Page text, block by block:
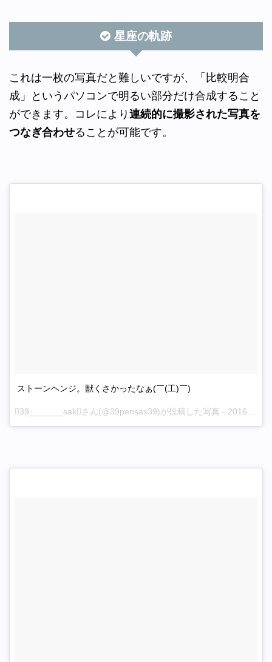
星座の軌跡
これは一枚の写真だと難しいですが、「比較明合
成」というパソコンで明るい部分だけ合成すること
ができます。コレにより連続的に撮影された写真を
つなぎ合わせることが可能です。
ストーンヘンジ。獣くさかったなぁ(￣(工)￣)
39_______sakさん(@39pensax39)が投稿した写真 - 2016 11月 14 9:16午後 PST